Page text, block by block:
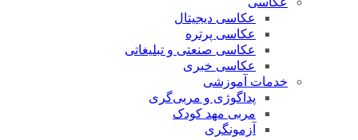
عکاسی دیجیتال
عکاسی پرتره
عکاسی صنعتی و تبلیغاتی
عکاسی خبری
خدمات آموزشی
پداگوژی و مربی‌گری
مربی مهد کودک
آزمونگری